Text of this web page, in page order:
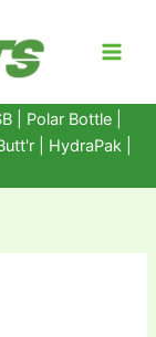
| Polar Bottle|
HydraPak